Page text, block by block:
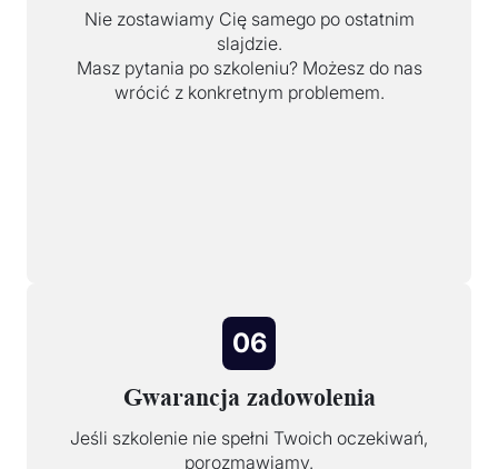
Nie zostawiamy Cię samego po ostatnim
slajdzie.
Masz pytania po szkoleniu? Możesz do nas
wrócić z konkretnym problemem.
06
Gwarancja zadowolenia
Jeśli szkolenie nie spełni Twoich oczekiwań,
porozmawiamy.